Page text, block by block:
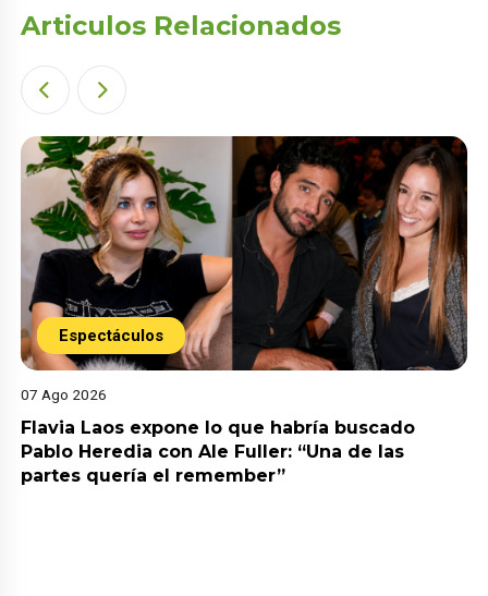
Articulos Relacionados
Espectáculos
07 Ago 2026
Flavia Laos expone lo que habría buscado
Pablo Heredia con Ale Fuller: “Una de las
partes quería el remember”